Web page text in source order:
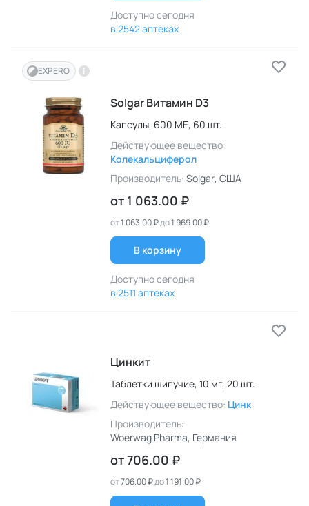
Доступно сегодня
в 2542 аптеках
EXPERO
Solgar Витамин D3
Капсулы, 600 МЕ, 60 шт.
Действующее вещество:
Колекальциферол
Производитель: Solgar, США
от 1 063.00 ₽
от1 063.00 ₽до1 969.00 ₽
В корзину
Доступно сегодня
в 2511 аптеках
Цинкит
Таблетки шипучие, 10 мг, 20 шт.
Действующее вещество: Цинк
Производитель:
Woerwag Pharma, Германия
от706.00 ₽
от706.00 ₽до1 191.00 ₽